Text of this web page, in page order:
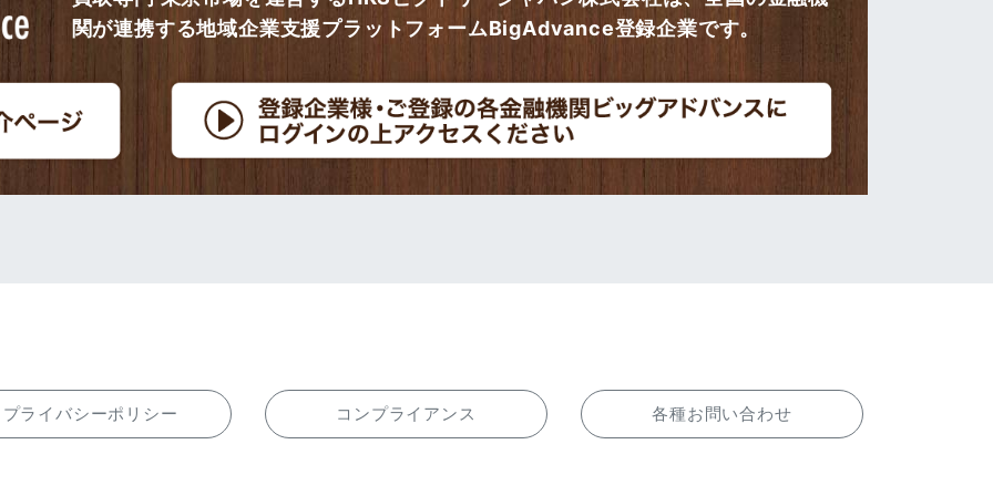
関が連携する地域企業支援プラットフォームBigAdvance登録企業です。
プライバシーポリシー コンプライアンス 各種お問い合わせ